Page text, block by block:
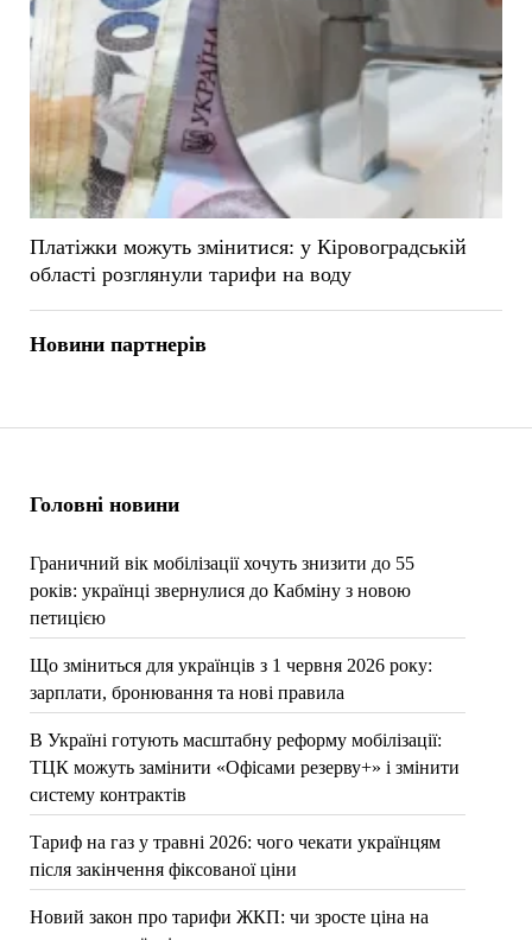
Головні новини
Граничний вік мобілізації хочуть знизити до 55
років: українці звернулися до Кабміну з новою
петицією
Що зміниться для українців з 1 червня 2026 року:
зарплати, бронювання та нові правила
В Україні готують масштабну реформу мобілізації:
ТЦК можуть замінити «Офісами резерву+» і змінити
систему контрактів
Тариф на газ у травні 2026: чого чекати українцям
після закінчення фіксованої ціни
Новий закон про тарифи ЖКП: чи зросте ціна на
Платіжки можуть змінитися: у Кіровоградській
області розглянули тарифи на воду
Новини партнерів